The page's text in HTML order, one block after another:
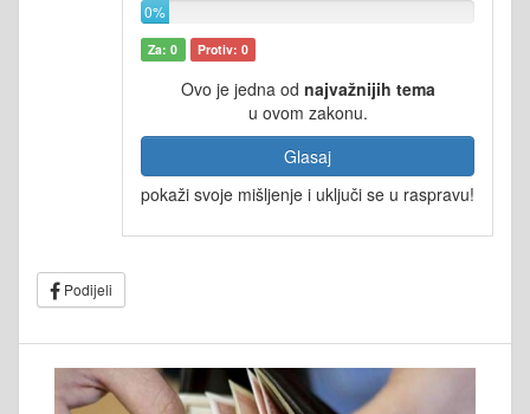
0%
Za: 0 Protiv: 0
Ovo je jedna od najvažnijih tema
u ovom zakonu.
Glasaj
pokaži svoje mišljenje i uključi se u raspravu!
Podijeli